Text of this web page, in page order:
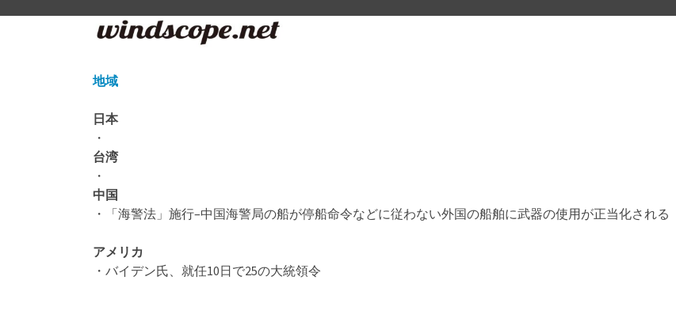
地域
日本
・
台湾
・
中国
・「海警法」施行–中国海警局の船が停船命令などに従わない外国の船舶に武器の使用が正当化される
アメリカ
・バイデン氏、就任10日で25の大統領令